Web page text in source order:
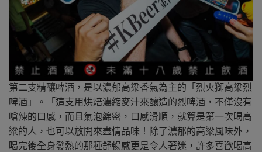
第二支精釀啤酒，是以濃郁高粱香氣為主的「烈火獅高粱烈
啤酒」。「這支用烘焙濃縮麥汁來釀造的烈啤酒，不僅沒有
嗆辣的口感，而且氣泡綿密，口感滑順，就算是第一次喝高
粱的人，也可以放開來盡情品味！除了濃郁的高粱風味外，
喝完後全身發熱的那種舒暢感更是令人著迷，許多喜歡喝高